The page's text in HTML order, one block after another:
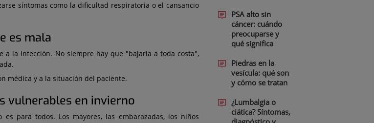
síntomas como la dificultad respiratoria o el cansancio
es mala
a la infección. No siempre hay que "bajarla a toda costa",
médica y a la situación del paciente.
vulnerables en invierno
para todos. Los mayores, las embarazadas, los niños
PSA alto sin
cáncer: cuándo
preocuparse y
qué significa
Piedras en la
vesícula: qué son
y cómo se tratan
¿Lumbalgia o
ciática? Síntomas,